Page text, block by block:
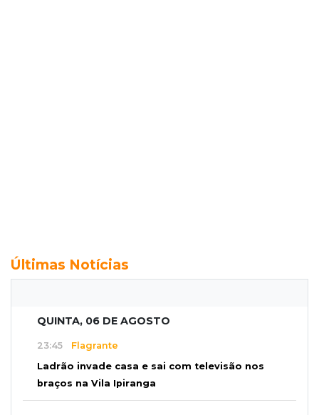
Últimas Notícias
QUINTA, 06 DE AGOSTO
23:45 Flagrante
Ladrão invade casa e sai com televisão nos
braços na Vila Ipiranga